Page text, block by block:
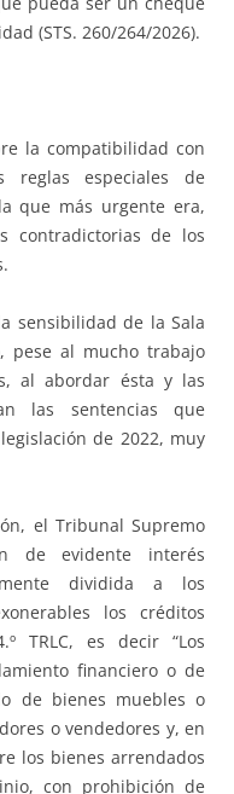
(STS. 260/264/2026).
la compatibilidad con
reglas especiales de
que más urgente era,
contradictorias de los
sensibilidad de la Sala
pese al mucho trabajo
al abordar ésta y las
las sentencias que
de 2022, muy
el Tribunal Supremo
de evidente interés
dividida a los
los créditos
TRLC, es decir “Los
financiero o de
de bienes muebles o
o vendedores y, en
los bienes arrendados
con prohibición de